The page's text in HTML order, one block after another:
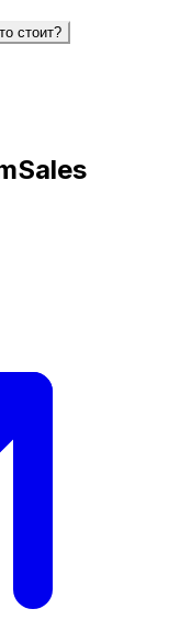
стоит?